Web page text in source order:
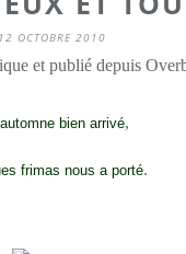
12 OCTOBRE 2010
et publié depuis
bien arrivé,
frimas nous a porté.